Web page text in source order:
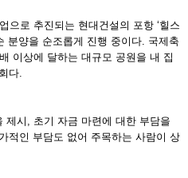
으로 추진되는 현대건설의 포항 ‘힐스
분양을 순조롭게 진행 중이다. 국제축
이상에 달하는 대규모 공원을 내 집
다.
제시, 초기 자금 마련에 대한 부담을
적인 부담도 없어 주목하는 사람이 상